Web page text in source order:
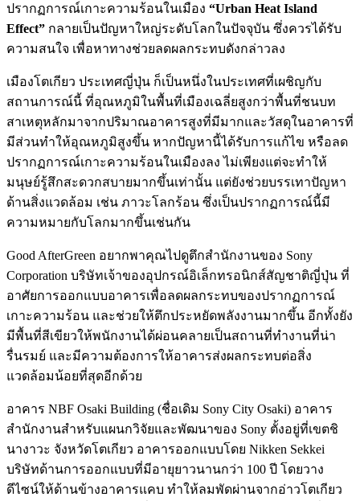
ปรากฏการณ์เกาะความร้อนในเมือง “Urban Heat Island
Effect” กลายเป็นปัญหาใหญ่ระดับโลกในปัจจุบัน ซึ่งควรได้รับ
ความสนใจ เพื่อหาทางช่วยลดผลกระทบดังกล่าวลง
เมืองโตเกียว ประเทศญี่ปุ่น ก็เป็นหนึ่งในประเทศที่เผชิญกับ
สถานการณ์นี้ ที่อุณหภูมิในพื้นที่เมืองเฉลี่ยสูงกว่าพื้นที่ชนบท
สาเหตุหลักมาจากปริมาณอาคารสูงที่มีมากและวัสดุในอาคารที่
มีส่วนทำให้อุณหภูมิสูงขึ้น หากปัญหานี้ได้รับการแก้ไข หรือลด
ปรากฏการณ์เกาะความร้อนในเมืองลง ไม่เพียงแต่จะทำให้
มนุษย์รู้สึกสะดวกสบายมากขึ้นเท่านั้น แต่ยังช่วยบรรเทาปัญหา
ด้านสิ่งแวดล้อม เช่น ภาวะโลกร้อน ซึ่งเป็นปรากฏการณ์นี้มี
ความหมายกับโลกมากขึ้นเช่นกัน
Good AfterGreen อยากพาคุณไปดูตึกสำนักงานของ Sony
Corporation บริษัทเจ้าของอุปกรณ์อิเล็กทรอนิกส์สัญชาติญี่ปุ่น ที่
อาศัยการออกแบบอาคารเพื่อลดผลกระทบของปรากฏการณ์
เกาะความร้อน และช่วยให้ตึกประหยัดพลังงานมากขึ้น อีกทั้งยัง
มีพื้นที่สีเขียวให้พนักงานได้ผ่อนคลายเป็นสถานที่ทำงานที่น่า
รื่นรมย์ และมีความต้องการให้อาคารส่งผลกระทบต่อสิ่ง
แวดล้อมน้อยที่สุดอีกด้วย
อาคาร NBF Osaki Building (ชื่อเดิม Sony City Osaki) อาคาร
สำนักงานสำหรับแผนกวิจัยและพัฒนาของ Sony ตั้งอยู่ที่เขตชิ
นางาวะ จังหวัดโตเกียว อาคารออกแบบโดย Nikken Sekkei
บริษัทด้านการออกแบบที่มีอายุยาวนานกว่า 100 ปี โดยวาง
ดีไซน์ให้ด้านข้างอาคารแคบ ทำให้ลมพัดผ่านจากอ่าวโตเกียว